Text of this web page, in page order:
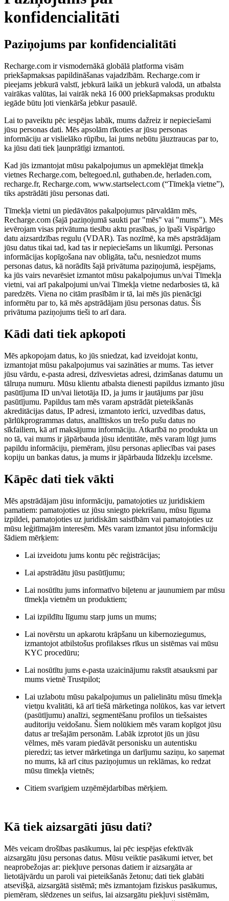
konfidencialitāti
Paziņojums par konfidencialitāti
Recharge.com ir vismodernākā globālā platforma visām
priekšapmaksas papildināšanas vajadzībām. Recharge.com ir
pieejams jebkurā valstī, jebkurā laikā un jebkurā valodā, un atbalsta
vairākas valūtas, lai vairāk nekā 16 000 priekšapmaksas produktu
iegāde būtu ļoti vienkārša jebkur pasaulē.
Lai to paveiktu pēc iespējas labāk, mums dažreiz ir nepieciešami
jūsu personas dati. Mēs apsolām rīkoties ar jūsu personas
informāciju ar vislielāko rūpību, lai jums nebūtu jāuztraucas par to,
ka jūsu dati tiek ļaunprātīgi izmantoti.
Kad jūs izmantojat mūsu pakalpojumus un apmeklējat tīmekļa
vietnes Recharge.com, beltegoed.nl, guthaben.de, herladen.com,
recharge.fr, Recharge.com, www.startselect.com (“Tīmekļa vietne”),
tiks apstrādāti jūsu personas dati.
Tīmekļa vietni un piedāvātos pakalpojumus pārvaldām mēs,
Recharge.com (šajā paziņojumā saukti par "mēs" vai "mums"). Mēs
ievērojam visas privātuma tiesību aktu prasības, jo īpaši Vispārīgo
datu aizsardzības regulu (VDAR). Tas nozīmē, ka mēs apstrādājam
jūsu datus tikai tad, kad tas ir nepieciešams un likumīgi. Personas
informācijas kopīgošana nav obligāta, taču, nesniedzot mums
personas datus, kā norādīts šajā privātuma paziņojumā, iespējams,
ka jūs vairs nevarēsiet izmantot mūsu pakalpojumus un/vai Tīmekļa
vietni, vai arī pakalpojumi un/vai Tīmekļa vietne nedarbosies tā, kā
paredzēts. Viena no citām prasībām ir tā, lai mēs jūs pienācīgi
informētu par to, kā mēs apstrādājam jūsu personas datus. Šis
privātuma paziņojums tieši to arī dara.
Kādi dati tiek apkopoti
Mēs apkopojam datus, ko jūs sniedzat, kad izveidojat kontu,
izmantojat mūsu pakalpojumus vai sazināties ar mums. Tas ietver
jūsu vārdu, e-pasta adresi, dzīvesvietas adresi, dzimšanas datumu un
tālruņa numuru. Mūsu klientu atbalsta dienesti papildus izmanto jūsu
pasūtījuma ID un/vai lietotāja ID, ja jums ir jautājums par jūsu
pasūtījumu. Papildus tam mēs varam apstrādāt pieteikšanās
akreditācijas datus, IP adresi, izmantoto ierīci, uzvedības datus,
pārlūkprogrammas datus, analītiskos un trešo pušu datus no
sīkfailiem, kā arī maksājumu informāciju. Atkarībā no produkta un
no tā, vai mums ir jāpārbauda jūsu identitāte, mēs varam lūgt jums
papildu informāciju, piemēram, jūsu personas apliecības vai pases
kopiju un bankas datus, ja mums ir jāpārbauda līdzekļu izcelsme.
Kāpēc dati tiek vākti
Mēs apstrādājam jūsu informāciju, pamatojoties uz juridiskiem
pamatiem: pamatojoties uz jūsu sniegto piekrišanu, mūsu līguma
izpildei, pamatojoties uz juridiskām saistībām vai pamatojoties uz
mūsu leģitīmajām interesēm. Mēs varam izmantot jūsu informāciju
šādiem mērķiem:
Lai izveidotu jums kontu pēc reģistrācijas;
Lai apstrādātu jūsu pasūtījumu;
Lai nosūtītu jums informatīvo biļetenu ar jaunumiem par mūsu
tīmekļa vietnēm un produktiem;
Lai izpildītu līgumu starp jums un mums;
Lai novērstu un apkarotu krāpšanu un kibernoziegumus,
izmantojot atbilstošus profilakses rīkus un sistēmas vai mūsu
KYC procedūru;
Lai nosūtītu jums e-pasta uzaicinājumu rakstīt atsauksmi par
mums vietnē Trustpilot;
Lai uzlabotu mūsu pakalpojumus un palielinātu mūsu tīmekļa
vietņu kvalitāti, kā arī tiešā mārketinga nolūkos, kas var ietvert
(pasūtījumu) analīzi, segmentēšanu profilos un tiešsaistes
auditoriju veidošanu. Šiem nolūkiem mēs varam kopīgot jūsu
datus ar trešajām personām. Labāk izprotot jūs un jūsu
vēlmes, mēs varam piedāvāt personisku un autentisku
pieredzi; tas ietver mārketinga un darījumu saziņu, ko saņemat
no mums, kā arī citus paziņojumus un reklāmas, ko redzat
mūsu tīmekļa vietnēs;
Citiem svarīgiem uzņēmējdarbības mērķiem.
Kā tiek aizsargāti jūsu dati?
Mēs veicam drošības pasākumus, lai pēc iespējas efektīvāk
aizsargātu jūsu personas datus. Mūsu veiktie pasākumi ietver, bet
neaprobežojas ar: piekļuve personas datiem ir aizsargāta ar
lietotājvārdu un paroli vai pieteikšanās žetonu; dati tiek glabāti
atsevišķā, aizsargātā sistēmā; mēs izmantojam fiziskus pasākumus,
piemēram, slēdzenes un seifus, lai aizsargātu piekļuvi sistēmām,